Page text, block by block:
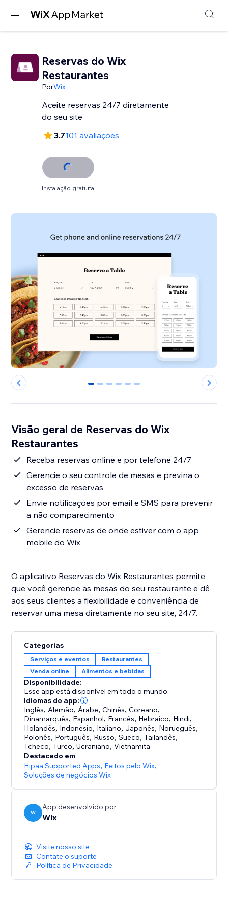
Reservas do Wix
Restaurantes
PorWix
Aceite reservas 24/7 diretamente
do seu site
3.7101 avaliações
Instalação gratuita
0 1 2 3 4 5
Visão geral de Reservas do Wix
Restaurantes
Receba reservas online e por telefone 24/7
Gerencie o seu controle de mesas e previna o
excesso de reservas
Envie notificações por email e SMS para prevenir
a não comparecimento
Gerencie reservas de onde estiver com o app
mobile do Wix
O aplicativo Reservas do Wix Restaurantes permite
que você gerencie as mesas do seu restaurante e dê
aos seus clientes a flexibilidade e conveniência de
reservar uma mesa diretamente no seu site, 24/7.
Categorias
Serviços e eventos
Restaurantes
Venda online
Alimentos e bebidas
Disponibilidade:
Esse app está disponível em todo o mundo.
Idiomas do app:
Inglês, Alemão, Árabe,Chinês,Coreano,
Dinamarquês, Espanhol, Francês, Hebraico, Hindi,
Holandês, Indonésio, Italiano, Japonês, Norueguês,
Polonês, Português, Russo,Sueco,Tailandês,
Tcheco,Turco,Ucraniano,Vietnamita
Destacado em
Hipaa Supported Apps, Feitos pelo Wix,
Soluções de negócios Wix
W
App desenvolvido por
Wix
Visite nosso site
Contate o suporte
Política de Privacidade